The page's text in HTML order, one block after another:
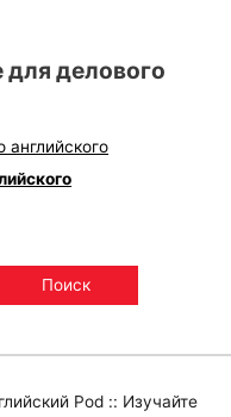
делового
Pod :: Изучайте